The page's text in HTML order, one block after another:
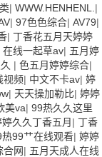
| WWW.HENHENL. |
| 97色色综合| AV79|
| 丁香花五月天婷婷
在线一起草av| 五月婷
| 色五月婷婷综合|
视频| 中文不卡av| 婷
| 天天操加勒比| 婷婷
美va| 99热久久这里
婷久久丁香五月 | 丁香
热99艹在线观看| 婷婷
合网| 五月天成人在线